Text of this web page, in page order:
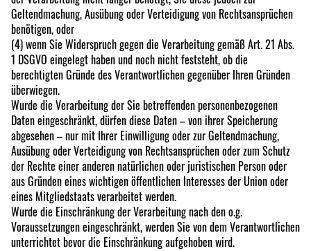
Geltendmachung, Ausübung oder Verteidigung von Rechtsansprüchen
benötigen, oder
(4) wenn Sie Widerspruch gegen die Verarbeitung gemäß Art. 21 Abs.
1 DSGVO eingelegt haben und noch nicht feststeht, ob die
berechtigten Gründe des Verantwortlichen gegenüber Ihren Gründen
überwiegen.
Wurde die Verarbeitung der Sie betreffenden personenbezogenen
Daten eingeschränkt, dürfen diese Daten – von ihrer Speicherung
abgesehen – nur mit Ihrer Einwilligung oder zur Geltendmachung,
Ausübung oder Verteidigung von Rechtsansprüchen oder zum Schutz
der Rechte einer anderen natürlichen oder juristischen Person oder
aus Gründen eines wichtigen öffentlichen Interesses der Union oder
eines Mitgliedstaats verarbeitet werden.
Wurde die Einschränkung der Verarbeitung nach den o.g.
Voraussetzungen eingeschränkt, werden Sie von dem Verantwortlichen
unterrichtet bevor die Einschränkung aufgehoben wird.